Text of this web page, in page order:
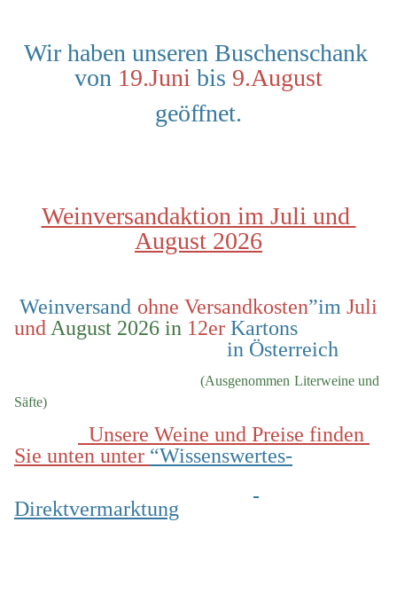
Wir haben unseren Buschenschank
von 19.Juni bis 9.August
geöffnet.
Weinversandaktion im Juli und
August 2026
Weinversand ohne Versandkosten”im Juli
und August 2026 in 12er Kartons
                                        in Österreich
  (Ausgenommen Literweine und
Säfte)
  Unsere Weine und Preise finden
Sie unten unter “Wissenswertes-
Direktvermarktung